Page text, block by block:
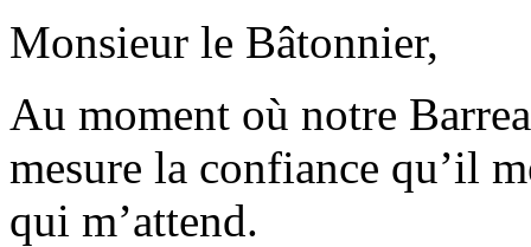
Monsieur le Bâtonnier,
Au moment où notre
mesure la confiance qu’il
qui m’attend.